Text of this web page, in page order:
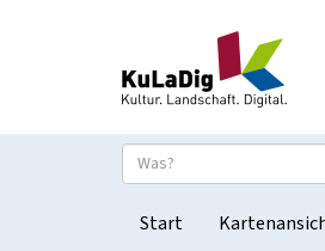
Start